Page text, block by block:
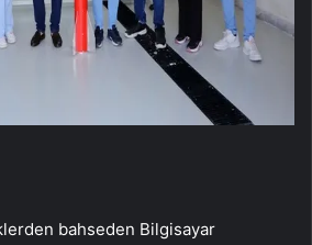
bahseden Bilgisayar